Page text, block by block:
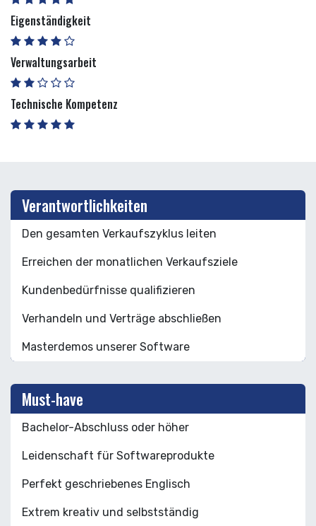
Eigenständigkeit
Verwaltungsarbeit
Technische Kompetenz
Verantwortlichkeiten
Den gesamten Verkaufszyklus leiten
Erreichen der monatlichen Verkaufsziele
Kundenbedürfnisse qualifizieren
Verhandeln und Verträge abschließen
Masterdemos unserer Software
Must-have
Bachelor-Abschluss oder höher
Leidenschaft für Softwareprodukte
Perfekt geschriebenes Englisch
Extrem kreativ und selbstständig